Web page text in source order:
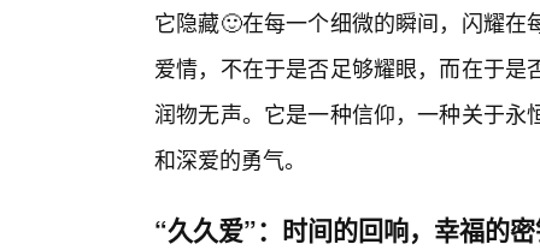
它隐藏🙂在每一个细微的瞬间，闪耀
爱情，不在于是否足够耀眼，而在于
润物无声。它是一种信仰，一种关于
和深爱的勇气。
“久久爱”：时间的回响，幸福的